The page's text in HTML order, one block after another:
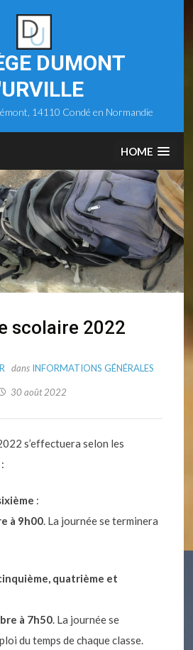
DUMONT
14110 Condé en Normandie
HOME
scolaire 2022
dans INFORMATIONS GÉNÉRALES
30 août 2022
s’effectuera selon les
:
à 9h00. La journée se terminera
quatrième et
à 7h50. La journée se
du temps de chaque classe.